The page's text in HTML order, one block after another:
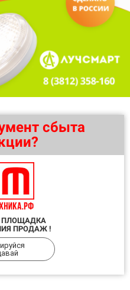
сбыта
ПЛОЩАДКА
ПРОДАЖ !